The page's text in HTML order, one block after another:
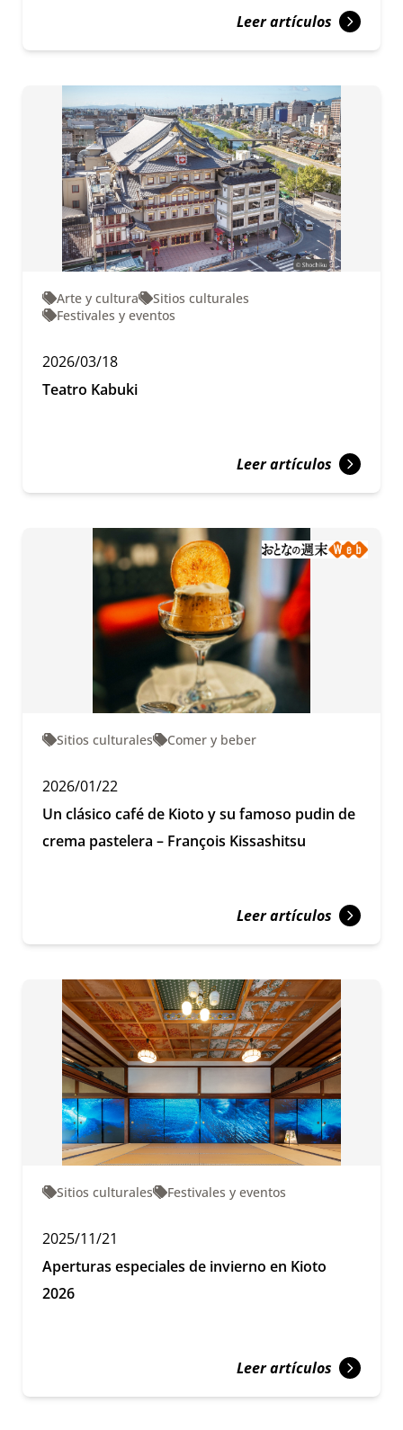
Leer artículos
Arte y cultura
Sitios culturales
Festivales y eventos
2026/03/18
Teatro Kabuki
Leer artículos
Sitios culturales Comer y beber
2026/01/22
Un clásico café de Kioto y su famoso pudin de
crema pastelera – François Kissashitsu
Leer artículos
Sitios culturales Festivales y eventos
2025/11/21
Aperturas especiales de invierno en Kioto
2026
Leer artículos